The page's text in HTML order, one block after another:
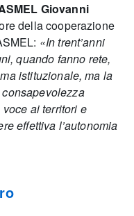
Giovanni
della cooperazione
«In trent’anni
quando fanno rete,
istituzionale, ma la
ai territori e
effettiva l’autonomia